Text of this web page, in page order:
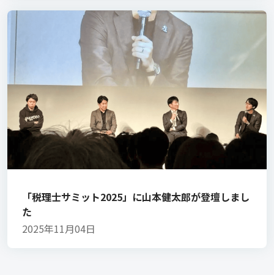
「税理士サミット2025」に山本健太郎が登壇しまし
た
2025年11月04日